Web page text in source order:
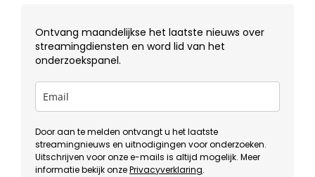
Ontvang maandelijkse het laatste nieuws over
streamingdiensten en word lid van het
onderzoekspanel.
Door aan te melden ontvangt u het laatste
streamingnieuws en uitnodigingen voor onderzoeken.
Uitschrijven voor onze e-mails is altijd mogelijk. Meer
informatie bekijk onzePrivacyverklaring.